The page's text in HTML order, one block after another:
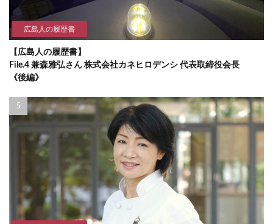
広島人の履歴書
【広島人の履歴書】
File.4 兼森雅弘さん 株式会社カネヒロデンシ 代表取締役会長
《後編》